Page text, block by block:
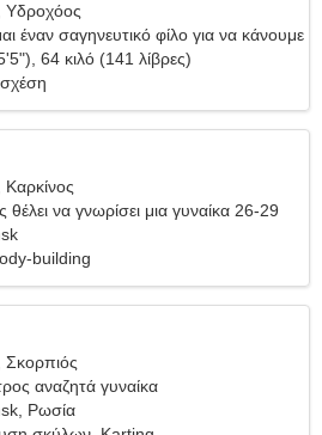
Υδροχόος
έναν σαγηνευτικό φίλο για να κάνουμε
64 κιλό (141 λίβρες)
θέλει να γνωρίσει μια γυναίκα 26-29
building
Σκορπιός
αναζητά γυναίκα
Ρωσία